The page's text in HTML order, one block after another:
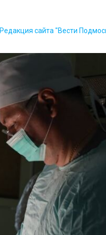
Редакция сайта "Вести